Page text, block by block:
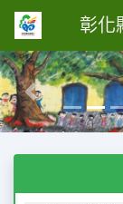
彰化
Previous